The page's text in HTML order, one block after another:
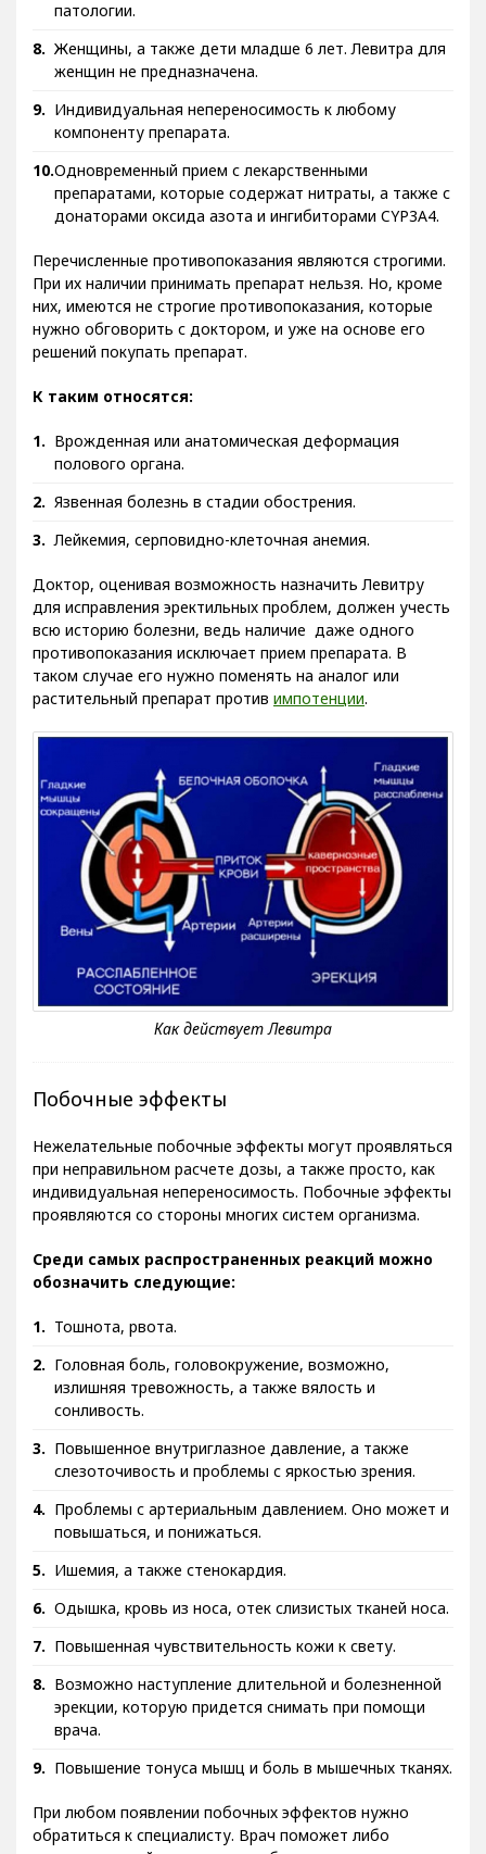
патологии.
Женщины, а также дети младше 6 лет. Левитра для
женщин не предназначена.
Индивидуальная непереносимость к любому
компоненту препарата.
Одновременный прием с лекарственными
препаратами, которые содержат нитраты, а также с
донаторами оксида азота и ингибиторами CYP3A4.
Перечисленные противопоказания являются строгими.
При их наличии принимать препарат нельзя. Но, кроме
них, имеются не строгие противопоказания, которые
нужно обговорить с доктором, и уже на основе его
решений покупать препарат.
К таким относятся:
Врожденная или анатомическая деформация
полового органа.
Язвенная болезнь в стадии обострения.
Лейкемия, серповидно-клеточная анемия.
Доктор, оценивая возможность назначить Левитру
для исправления эректильных проблем, должен учесть
всю историю болезни, ведь наличие даже одного
противопоказания исключает прием препарата. В
таком случае его нужно поменять на аналог или
растительный препарат против импотенции.
Побочные эффекты
Нежелательные побочные эффекты могут проявляться
при неправильном расчете дозы, а также просто, как
индивидуальная непереносимость. Побочные эффекты
проявляются со стороны многих систем организма.
Среди самых распространенных реакций можно
обозначить следующие:
Тошнота, рвота.
Головная боль, головокружение, возможно,
излишняя тревожность, а также вялость и
сонливость.
Повышенное внутриглазное давление, а также
слезоточивость и проблемы с яркостью зрения.
Проблемы с артериальным давлением. Оно может и
повышаться, и понижаться.
Ишемия, а также стенокардия.
Одышка, кровь из носа, отек слизистых тканей носа.
Повышенная чувствительность кожи к свету.
Возможно наступление длительной и болезненной
эрекции, которую придется снимать при помощи
врача.
Повышение тонуса мышц и боль в мышечных тканях.
При любом появлении побочных эффектов нужно
обратиться к специалисту. Врач поможет либо